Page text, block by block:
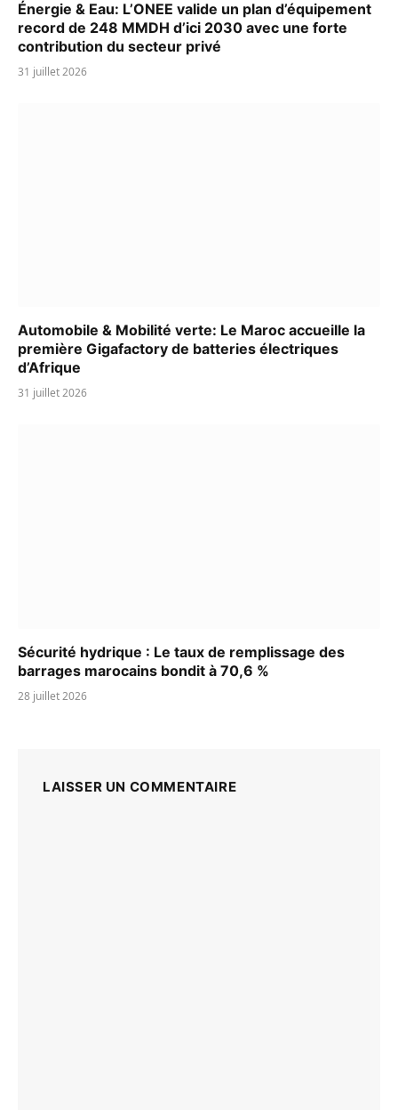
Énergie & Eau: L’ONEE valide un plan d’équipement
record de 248 MMDH d’ici 2030 avec une forte
contribution du secteur privé
31 juillet 2026
Automobile & Mobilité verte: Le Maroc accueille la
première Gigafactory de batteries électriques
d’Afrique
31 juillet 2026
Sécurité hydrique : Le taux de remplissage des
barrages marocains bondit à 70,6 %
28 juillet 2026
LAISSER UN COMMENTAIRE